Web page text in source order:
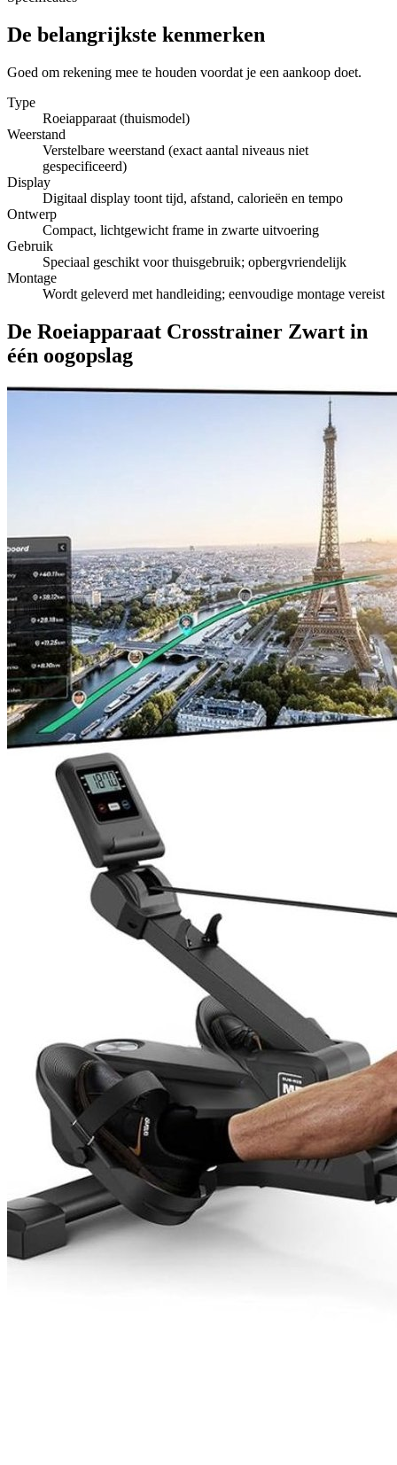
De belangrijkste kenmerken
Goed om rekening mee te houden voordat je een aankoop doet.
Type
Roeiapparaat (thuismodel)
Weerstand
Verstelbare weerstand (exact aantal niveaus niet
gespecificeerd)
Display
Digitaal display toont tijd, afstand, calorieën en tempo
Ontwerp
Compact, lichtgewicht frame in zwarte uitvoering
Gebruik
Speciaal geschikt voor thuisgebruik; opbergvriendelijk
Montage
Wordt geleverd met handleiding; eenvoudige montage vereist
De Roeiapparaat Crosstrainer Zwart in
één oogopslag